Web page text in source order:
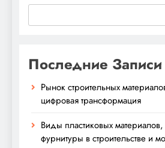
Последние Записи
Рынок строительных
цифровая трансформация
Виды пластиковых
фурнитуры в строительстве и